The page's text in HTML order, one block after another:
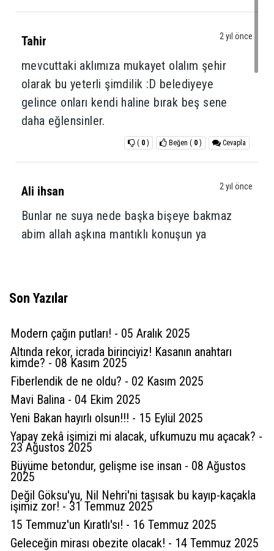
Tahir 2 yıl önce
mevcuttaki aklımıza mukayet olalım şehir
olarak bu yeterli şimdilik :D belediyeye
gelince onları kendi haline bırak beş sene
daha eğlensinler.
Cevapla
Beğen ( 0 )
( 0 )
Ali ihsan 2 yıl önce
Bunlar ne suya nede başka bişeye bakmaz
abim allah aşkına mantıklı konuşun ya
Galip
Vizyonsuz belediye yönetiminden sağlıklı bir
karar çıkmaz Karamandaki haber sitelerinin
çoğunda su problemi ile ilgili haberler yazılar
var, belediye ise önlem almak yerine fosur
fosur uyuyor çim ekilmiş parklarda Bu adamlar
bu kadar sorun varken üzerine
beceriksizlikleri ile yeni sorunlar eklediği
halde P oy aldı Bu manada müstahak başımıza
gelenler
Cevapla
Beğen( 0 )
( 0 )
Son Yazılar
Modern çağın putları! - 05 Aralık 2025
Altında rekor, icrada birinciyiz! Kasanın anahtarı
kimde? - 08 Kasım 2025
Fiberlendik de ne oldu? - 02 Kasım 2025
Mavi Balina - 04 Ekim 2025
Yeni Bakan hayırlı olsun!!! - 15 Eylül 2025
Yapay zekâ işimizi mi alacak, ufkumuzu mu açacak? -
23 Ağustos 2025
Büyüme betondur, gelişme ise insan - 08 Ağustos
2025
Değil Göksu'yu, Nil Nehri'ni taşısak bu kayıp-kaçakla
işimiz zor! - 31 Temmuz 2025
15 Temmuz'un Kıratlı'sı! - 16 Temmuz 2025
Geleceğin mirası obezite olacak! - 14 Temmuz 2025